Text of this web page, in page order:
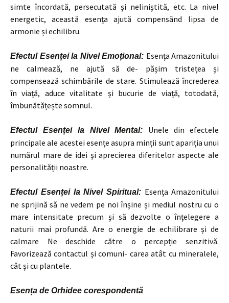
simte încordată, persecutată și neliniștită, etc. La nivel
energetic, această esența ajută compensând lipsa de
armonie și echilibru.
Efectul Esenței la Nivel Emoțional: Esența Amazonitului
ne calmează, ne ajută să de- pășim tristețea și
compensează schimbările de stare. Stimulează încrederea
în viață, aduce vitalitate și bucurie de viață, totodată,
îmbunătățește somnul.
Efectul Esenței la Nivel Mental: Unele din efectele
principale ale acestei esențe asupra minții sunt apariția unui
numărul mare de idei și aprecierea diferitelor aspecte ale
personalității noastre.
Efectul Esenței la Nivel Spiritual: Esența Amazonitului
ne sprijină să ne vedem pe noi înșine și mediul nostru cu o
mare intensitate precum și să dezvolte o înțelegere a
naturii mai profundă. Are o energie de echilibrare și de
calmare Ne deschide către o percepție senzitivă.
Favorizează contactul și comuni- carea atât cu mineralele,
cât și cu plantele.
Esența de Orhidee corespondentă